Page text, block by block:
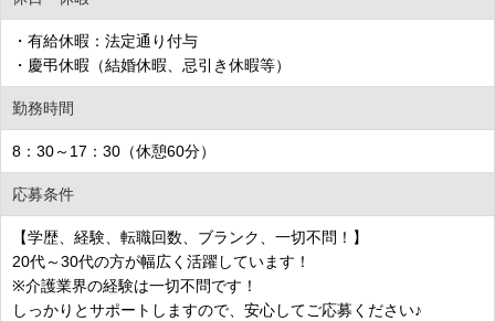
・有給休暇：法定通り付与
・慶弔休暇（結婚休暇、忌引き休暇等）
勤務時間
8：30～17：30（休憩60分）
応募条件
【学歴、経験、転職回数、ブランク、一切不問！】
20代～30代の方が幅広く活躍しています！
※介護業界の経験は一切不問です！
しっかりとサポートしますので、安心してご応募ください♪